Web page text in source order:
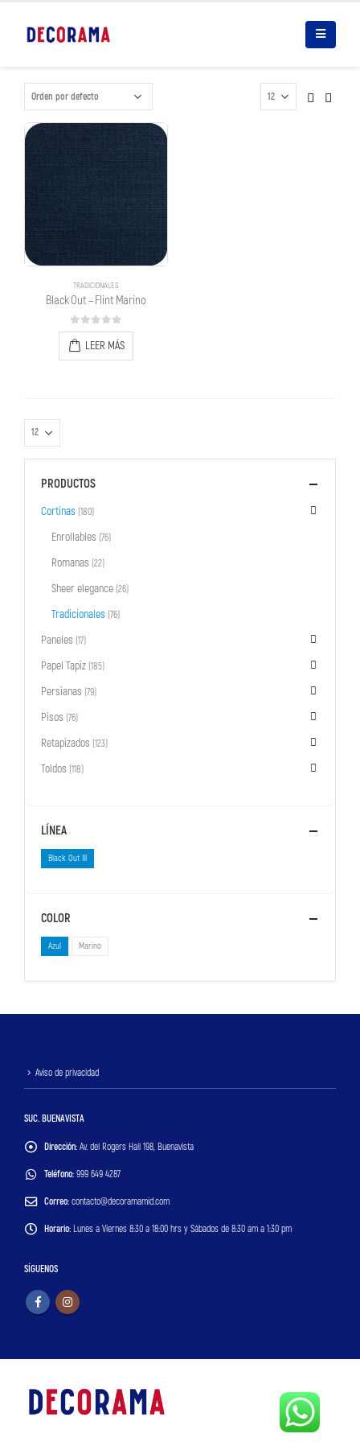
TRADICIONALES
Black Out – Flint Marino
0out of 5
LEER MÁS
PRODUCTOS
Cortinas (180)
Enrollables (76)
Romanas (22)
Sheer elegance (26)
Tradicionales (76)
Paneles (17)
Papel Tapiz (185)
Persianas (79)
Pisos (76)
Retapizados (123)
Toldos (118)
LÍNEA
Black Out III
COLOR
Azul Marino
Aviso de privacidad
SUC. BUENAVISTA
Dirección: Av. del Rogers Hall 198, Buenavista
Teléfono: 999 649 4287
Correo: contacto@decoramamid.com
Horario: Lunes a Viernes 8:30 a 18:00 hrs y Sábados de 8:30 am a 1:30 pm
SÍGUENOS